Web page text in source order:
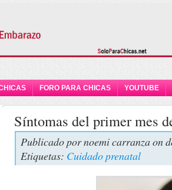
FORO PARA CHICAS YOUTUBE
Síntomas del primer mes
Publicado pornoemi carranzaon
Etiquetas: Cuidado prenatal